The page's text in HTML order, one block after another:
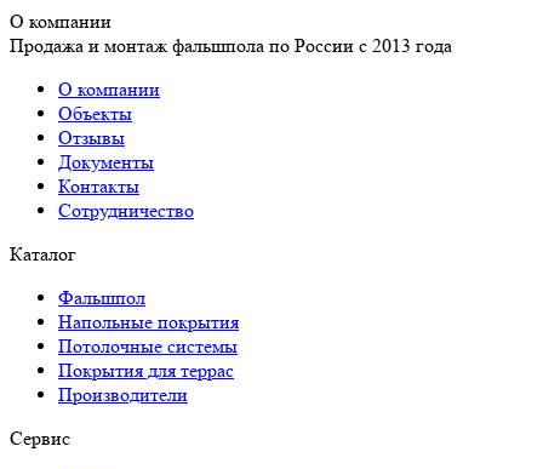
О компании
Продажа и монтаж фальшпола по России с 2013 года
О компании
Объекты
Отзывы
Документы
Контакты
Сотрудничество
Каталог
Фальшпол
Напольные покрытия
Потолочные системы
Покрытия для террас
Производители
Сервис